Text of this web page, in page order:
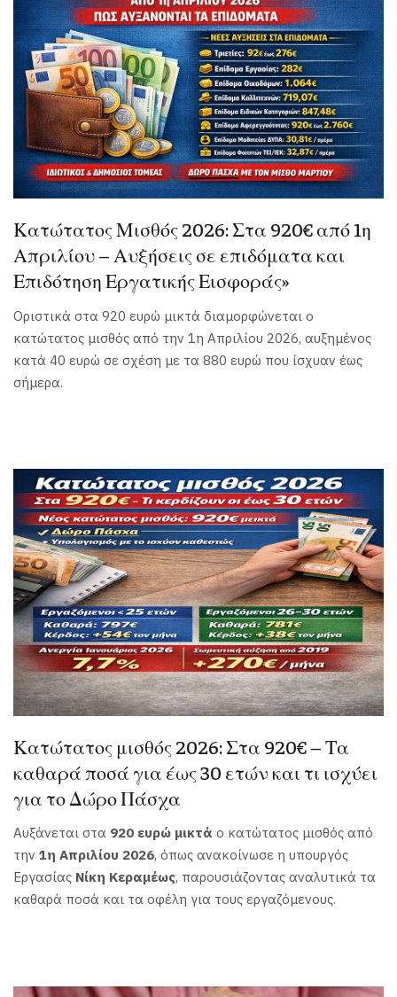
Κατώτατος Μισθός 2026: Στα 920€ από 1η
Απριλίου – Αυξήσεις σε επιδόματα και
Επιδότηση Εργατικής Εισφοράς»
Οριστικά στα 920 ευρώ μικτά διαμορφώνεται ο
κατώτατος μισθός από την 1η Απριλίου 2026, αυξημένος
κατά 40 ευρώ σε σχέση με τα 880 ευρώ που ίσχυαν έως
σήμερα.
Κατώτατος μισθός 2026: Στα 920€ – Τα
καθαρά ποσά για έως 30 ετών και τι ισχύει
για το Δώρο Πάσχα
Αυξάνεται στα 920 ευρώ μικτά ο κατώτατος μισθός από
την 1η Απριλίου 2026, όπως ανακοίνωσε η υπουργός
Εργασίας Νίκη Κεραμέως, παρουσιάζοντας αναλυτικά τα
καθαρά ποσά και τα οφέλη για τους εργαζόμενους.